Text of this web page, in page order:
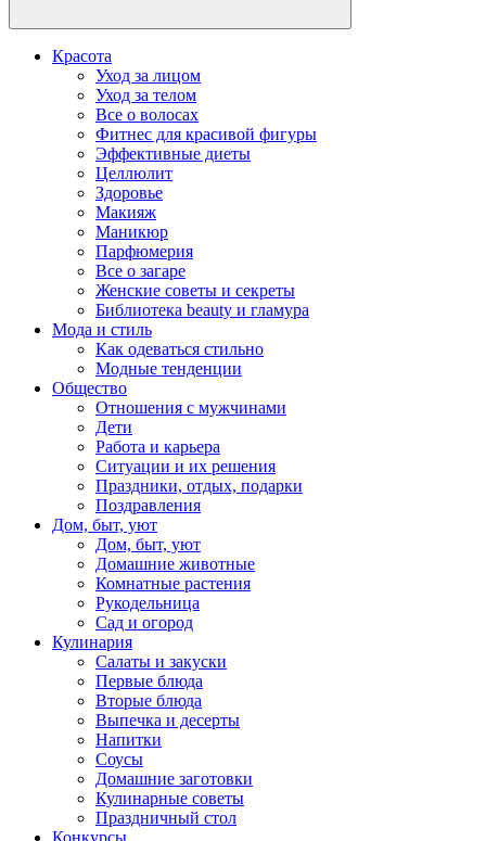
Красота
Уход за лицом
Уход за телом
Все о волосах
Фитнес для красивой фигуры
Эффективные диеты
Целлюлит
Здоровье
Макияж
Маникюр
Парфюмерия
Все о загаре
Женские советы и секреты
Библиотека beauty и гламура
Мода и стиль
Как одеваться стильно
Модные тенденции
Общество
Отношения с мужчинами
Дети
Работа и карьера
Ситуации и их решения
Праздники, отдых, подарки
Поздравления
Дом, быт, уют
Дом, быт, уют
Домашние животные
Комнатные растения
Рукодельница
Сад и огород
Кулинария
Салаты и закуски
Первые блюда
Вторые блюда
Выпечка и десерты
Напитки
Соусы
Домашние заготовки
Кулинарные советы
Праздничный стол